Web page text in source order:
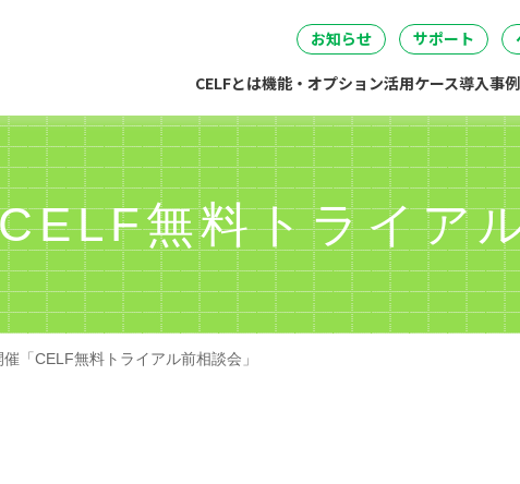
お知らせ サポート
CELFとは機能・オプション活用ケース
05開発・製造 06 経
導入事例
無料IT講
無料トライア
「CELF無料トライアル前相談会」